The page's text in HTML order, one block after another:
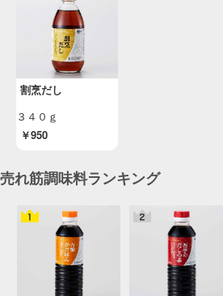
２０２４年 無料お
（３名分）
投稿日：2023/12/28 投
豚肉と里芋のコク
４Ｘミートカタロ
レシピ・４Ｘポーク
投稿日：2023/03/23 投
割烹だし
３４０ｇ
￥950
売れ筋調味料ランキング